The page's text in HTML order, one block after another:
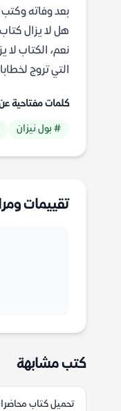
بعد وفاته
هل لا يزال
نعم، الكتاب لا
التي تروج
كلمات مفتاحية
# بول نيزان
تقييمات
كتب مشابهة
تحميل كتاب